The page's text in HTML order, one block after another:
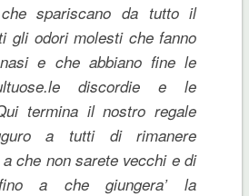
spariscano da tutto il
gli odori molesti che fanno
e che abbiano fine le
discordie e le
termina il nostro regale
a tutti di rimanere
che non sarete vecchi e di
a che giungera’ la